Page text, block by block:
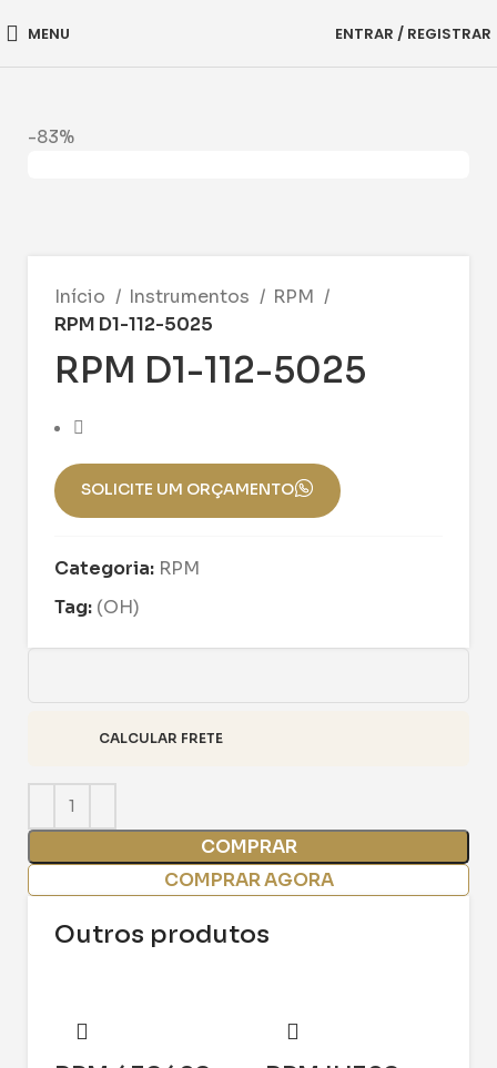
MENU ENTRAR / REGISTRAR
-83%
Início Instrumentos
RPM
RPM D1-112-5025
RPM D1-112-5025
SOLICITE UM ORÇAMENTO
Categoria: RPM
Tag: (OH)
CALCULAR FRETE
COMPRAR
COMPRAR AGORA
Outros produtos